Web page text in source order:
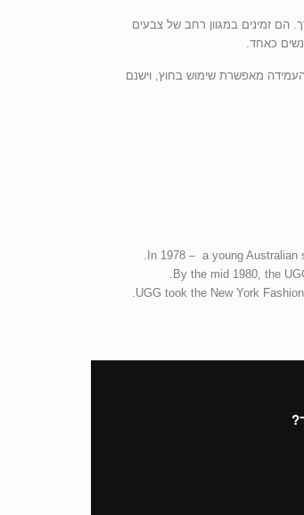
הם זמינים במגוון רחב של צבעים
מאפשרת שימוש בחוץ, וישנם
In 1978 – a young
By the mid 1980, the
UGG took the New York